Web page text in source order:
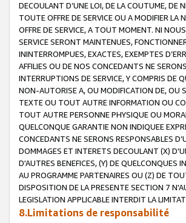
DECOULANT D’UNE LOI, DE LA COUTUME, DE
TOUTE OFFRE DE SERVICE OU A MODIFIER LA
OFFRE DE SERVICE, A TOUT MOMENT. NI
SERVICE SERONT MAINTENUES,
ININTERROMPUES, EXACTES, EXEMPTES
AFFILIES OU DE NOS CONCEDANTS NE
INTERRUPTIONS DE SERVICE, Y COMPRIS DE
NON-AUTORISE A, OU MODIFICATION DE, OU
TEXTE OU TOUT AUTRE INFORMATION OU
TOUT AUTRE PERSONNE PHYSIQUE OU
QUELCONQUE GARANTIE NON INDIQUEE
CONCEDANTS NE SERONS RESPONSABLES
DOMMAGES ET INTERETS DECOULANT (X)
D'AUTRES BENEFICES, (Y) DE QUELCONQUES
AU PROGRAMME PARTENAIRES OU (Z) DE
DISPOSITION DE LA PRESENTE SECTION 7
LEGISLATION APPLICABLE INTERDIT LA
8.Limitations de responsabilité